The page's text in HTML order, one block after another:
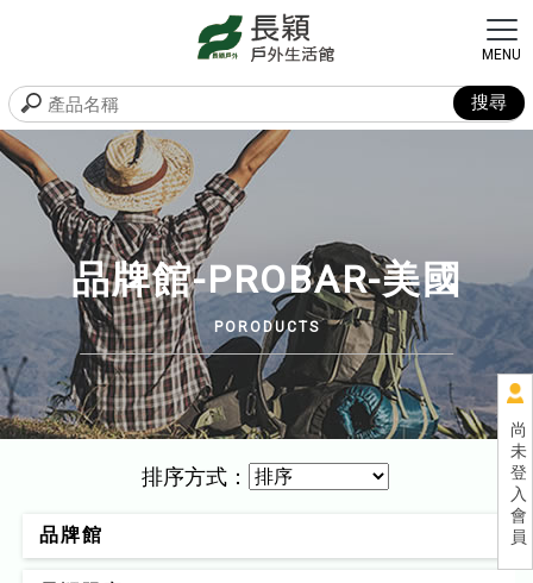
尚
未
登
入
會
員
品牌館-PROBAR-美國
排序方式：
品牌館